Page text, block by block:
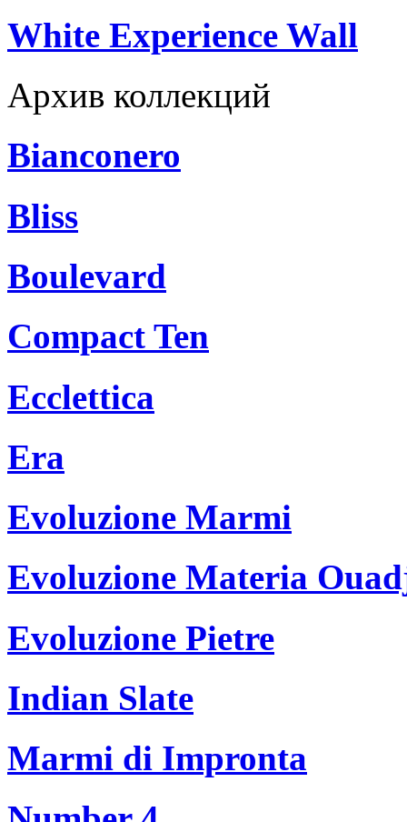
White Experience Wall
Архив коллекций
Bianconero
Bliss
Boulevard
Compact Ten
Ecclettica
Era
Evoluzione Marmi
Evoluzione Materia
Evoluzione Pietre
Indian Slate
Marmi di Impronta